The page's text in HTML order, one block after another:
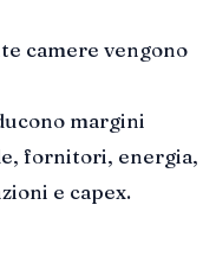
camere vengono
margini
fornitori, energia,
e capex.